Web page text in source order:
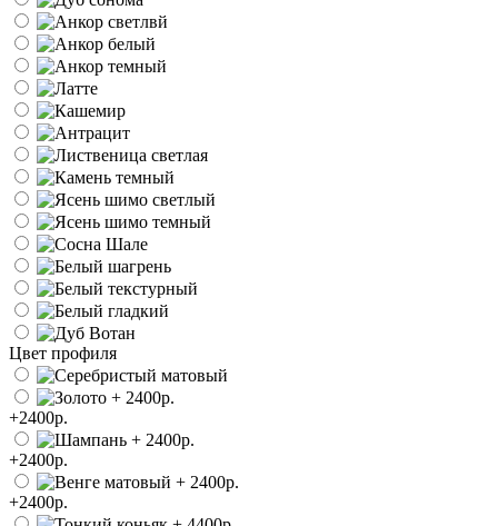
Цвет профиля
+2400р.
+2400р.
+2400р.